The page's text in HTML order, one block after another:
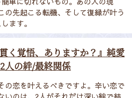
の先起こる転機、そして復縁が叶う
ます。
く覚悟、ありますか？』純愛
の絆/最終関係
の恋を叶えるべきですよ。辛い恋で